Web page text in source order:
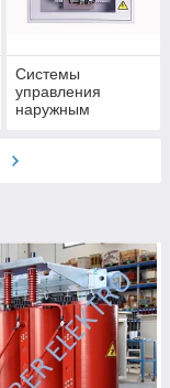
Системы
управления
наружным